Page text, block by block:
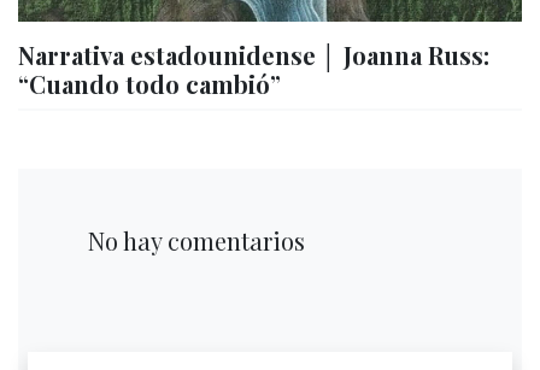
Narrativa estadounidense │ Joanna Russ:
“Cuando todo cambió”
No hay comentarios